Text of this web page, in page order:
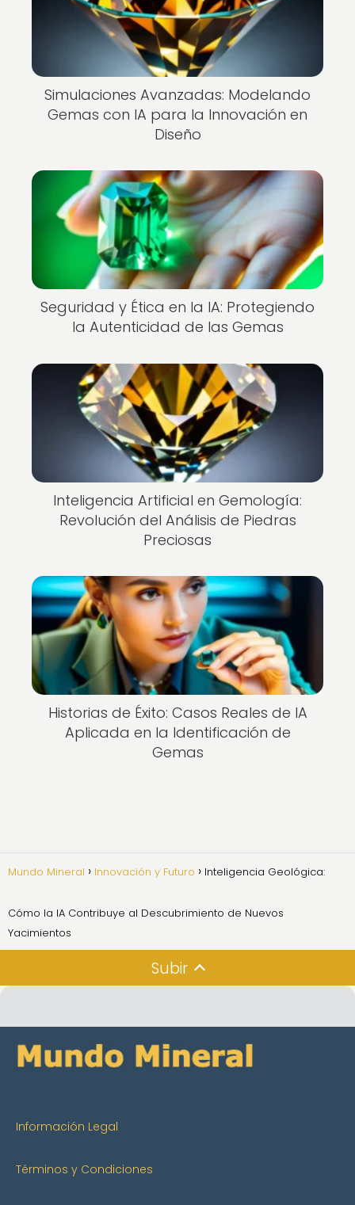
Simulaciones Avanzadas: Modelando
Gemas con IA para la Innovación en
Diseño
Seguridad y Ética en la IA: Protegiendo
la Autenticidad de las Gemas
Inteligencia Artificial en Gemología:
Revolución del Análisis de Piedras
Preciosas
Historias de Éxito: Casos Reales de IA
Aplicada en la Identificación de
Gemas
Mundo Mineral Innovación y Futuro Inteligencia Geológica:
Cómo la IA Contribuye al Descubrimiento de Nuevos
Yacimientos
Subir
Información Legal
Términos y Condiciones